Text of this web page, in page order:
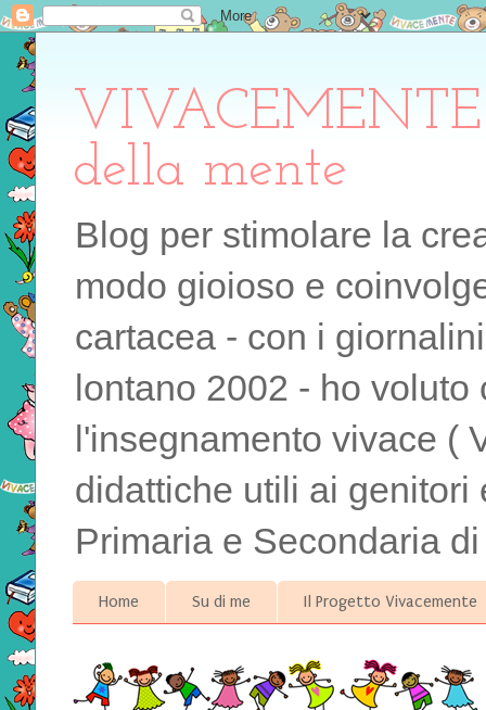
della mente
Blog per stimolare la
modo gioioso e
cartacea - con i
lontano 2002 - ho
l'insegnamento vivace (
didattiche utili ai
Primaria e Secondaria
Home Su di me Il Progetto Vivacemente